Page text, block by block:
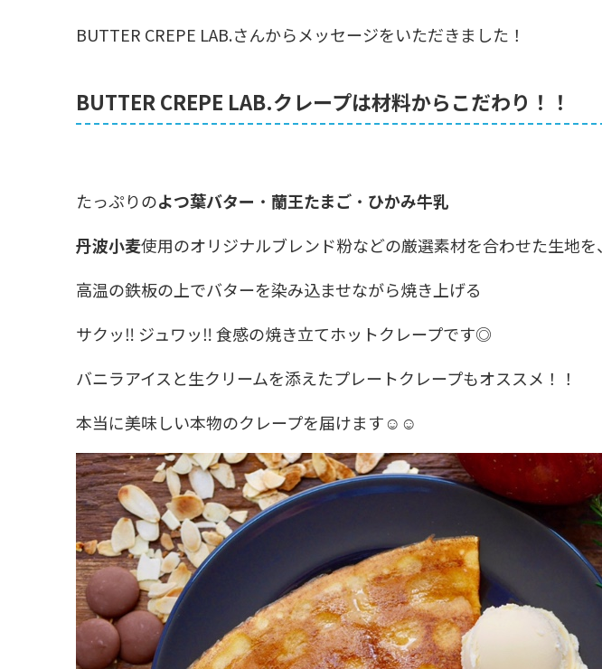
BUTTER CREPE LAB.さんからメッセージをいただきました！
BUTTER CREPE LAB.クレープは材料からこだわり！！
たっぷりのよつ葉バター ・ 蘭王たまご ・ ひかみ牛乳
丹波小麦使用のオリジナルブレンド粉などの厳選素材を合わせた生地を、
高温の鉄板の上でバターを染み込ませながら焼き上げる
サクッ‼︎ ジュワッ‼︎ 食感の焼き立てホットクレープです◎
バニラアイスと生クリームを添えたプレートクレープもオススメ！！
本当に美味しい本物のクレープを届けます☺︎☺︎